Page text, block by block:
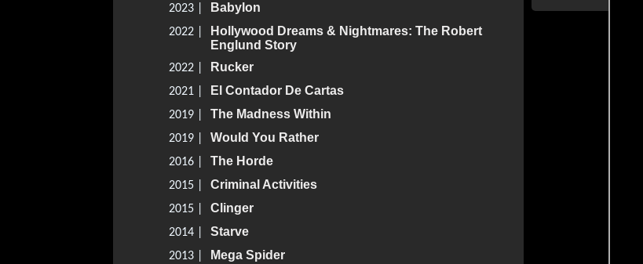
2023 | Babylon
2022 |
Hollywood Dreams & Nightmares: The Robert
Englund Story
2022 | Rucker
2021 | El Contador De Cartas
2019 | The Madness Within
2019 | Would You Rather
2016 | The Horde
2015 | Criminal Activities
2015 | Clinger
2014 | Starve
2013 | Mega Spider